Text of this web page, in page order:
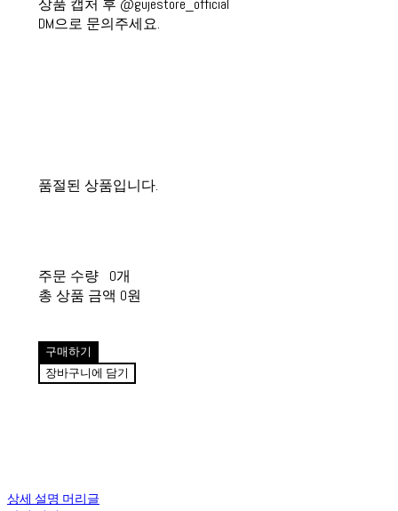
상품 캡처 후 @gujestore_official
DM으로 문의주세요.
품절된 상품입니다.
주문 수량
0개
총 상품 금액 0원
구매하기
장바구니에 담기
상세 설명 머리글